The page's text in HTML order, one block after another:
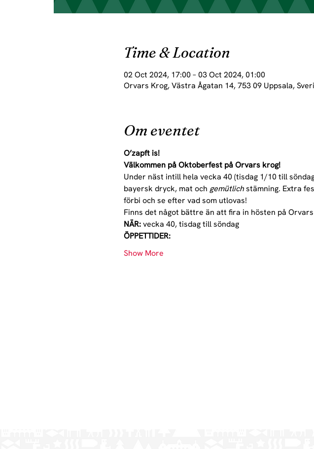
Time & Location
02 Oct 2024, 17:00 – 03 Oct 2024, 01:00
Orvars Krog, Västra Ågatan 14, 753 09 Uppsala,
Om eventet
O’zapft is!
Välkommen på Oktoberfest på Orvars krog!
Under näst intill hela vecka 40 (tisdag 1/10 till
bayersk dryck, mat och gemütlich stämning. Extra
förbi och se efter vad som utlovas!
Finns det något bättre än att fira in hösten på
NÄR: vecka 40, tisdag till söndag
ÖPPETTIDER:
Show More